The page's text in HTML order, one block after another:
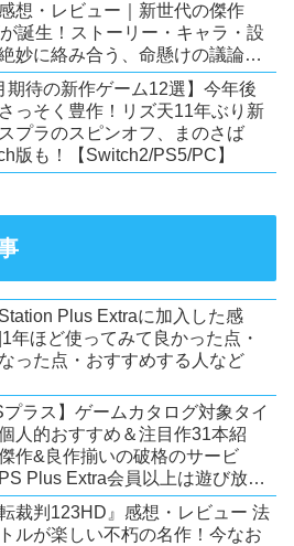
想・レビュー｜新世代の傑作
誕生！ストーリー・キャラ・設
妙に絡み合う、命懸けの議論ミ
ー【PC/Switch】
期待の新作ゲーム12選】今年後
っそく豊作！リズ天11年ぶり新
プラのスピンオフ、まのさば
版も！【Switch2/PS5/PC】
Plus Extraに加入した感
年ほど使ってみて良かった点・
った点・おすすめする人など
プラス】ゲームカタログ対象タイ
個人的おすすめ＆注目作31本紹
作&良作揃いの破格のサービ
Plus Extra会員以上は遊び放
2026年7月時点】【PS5/PS4】
転裁判123HD』感想・レビュー 法
ルが楽しい不朽の名作！今なお